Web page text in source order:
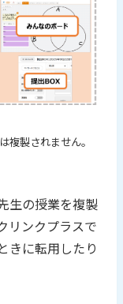
複製されません。
生の授業を複製
リンクプラスで
きに転用したり